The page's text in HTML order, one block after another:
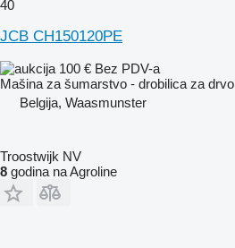
40
JCB CH150120PE
100 € Bez PDV-a
Mašina za šumarstvo - drobilica za drvo
Belgija, Waasmunster
Troostwijk NV
8 godina na Agroline